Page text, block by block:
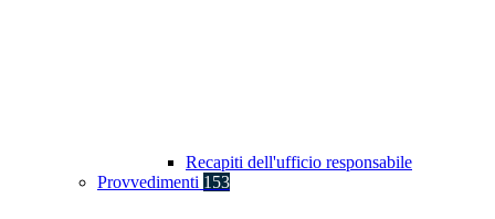
Recapiti dell'ufficio responsabile
Provvedimenti 153